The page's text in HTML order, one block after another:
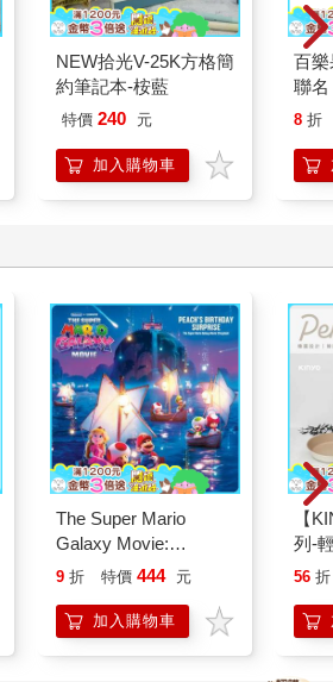
NEW拾光V-25K方格簡
約筆記本-桉藍
特價 240 元
加入購物車
百
聯
8 折
The Super Mario
Galaxy Movie:
Peach`s Birthday
Mario Galaxy Movie
Storybook
9 折 特價 444 元
加入購物車
【
列-
平
56 折